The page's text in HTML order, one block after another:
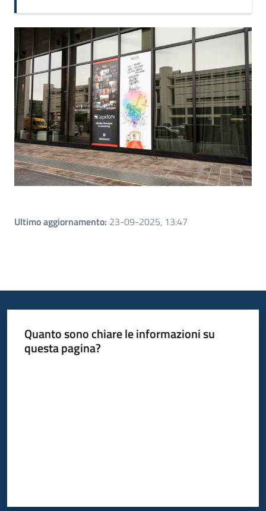
Ultimo aggiornamento: 23-09-2025, 13:47
Quanto sono chiare le informazioni su
questa pagina?